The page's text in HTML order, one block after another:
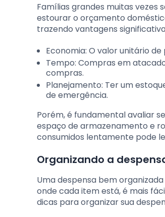
Famílias grandes muitas vezes
estourar o orçamento
trazendo vantagens
Economia: O valor unitário
Tempo: Compras em
compras.
Planejamento: Ter um
de emergência.
Porém, é fundamental avaliar
espaço de armazenamento e
consumidos lentamente pode
Organizando a
Uma despensa bem
onde cada item está, é mais
dicas para organizar sua